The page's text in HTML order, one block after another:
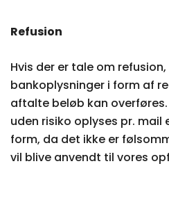
Refusion
Hvis der er tale om
bankoplysninger i form af
aftalte beløb kan
uden risiko oplyses pr. mail
form, da det ikke er
vil blive anvendt til vores